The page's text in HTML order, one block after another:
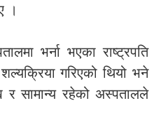
।
भर्ना भएका राष्ट्रपति
गरिएको थियो भने
र सामान्य रहेको अस्पतालले